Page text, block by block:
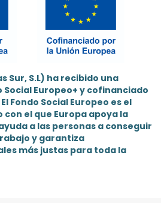
Sur, S.L) ha recibido una
Social Europeo+ y cofinanciado
Fondo Social Europeo es el
el que Europa apoya la
a las personas a conseguir
y garantiza
más justas para toda la